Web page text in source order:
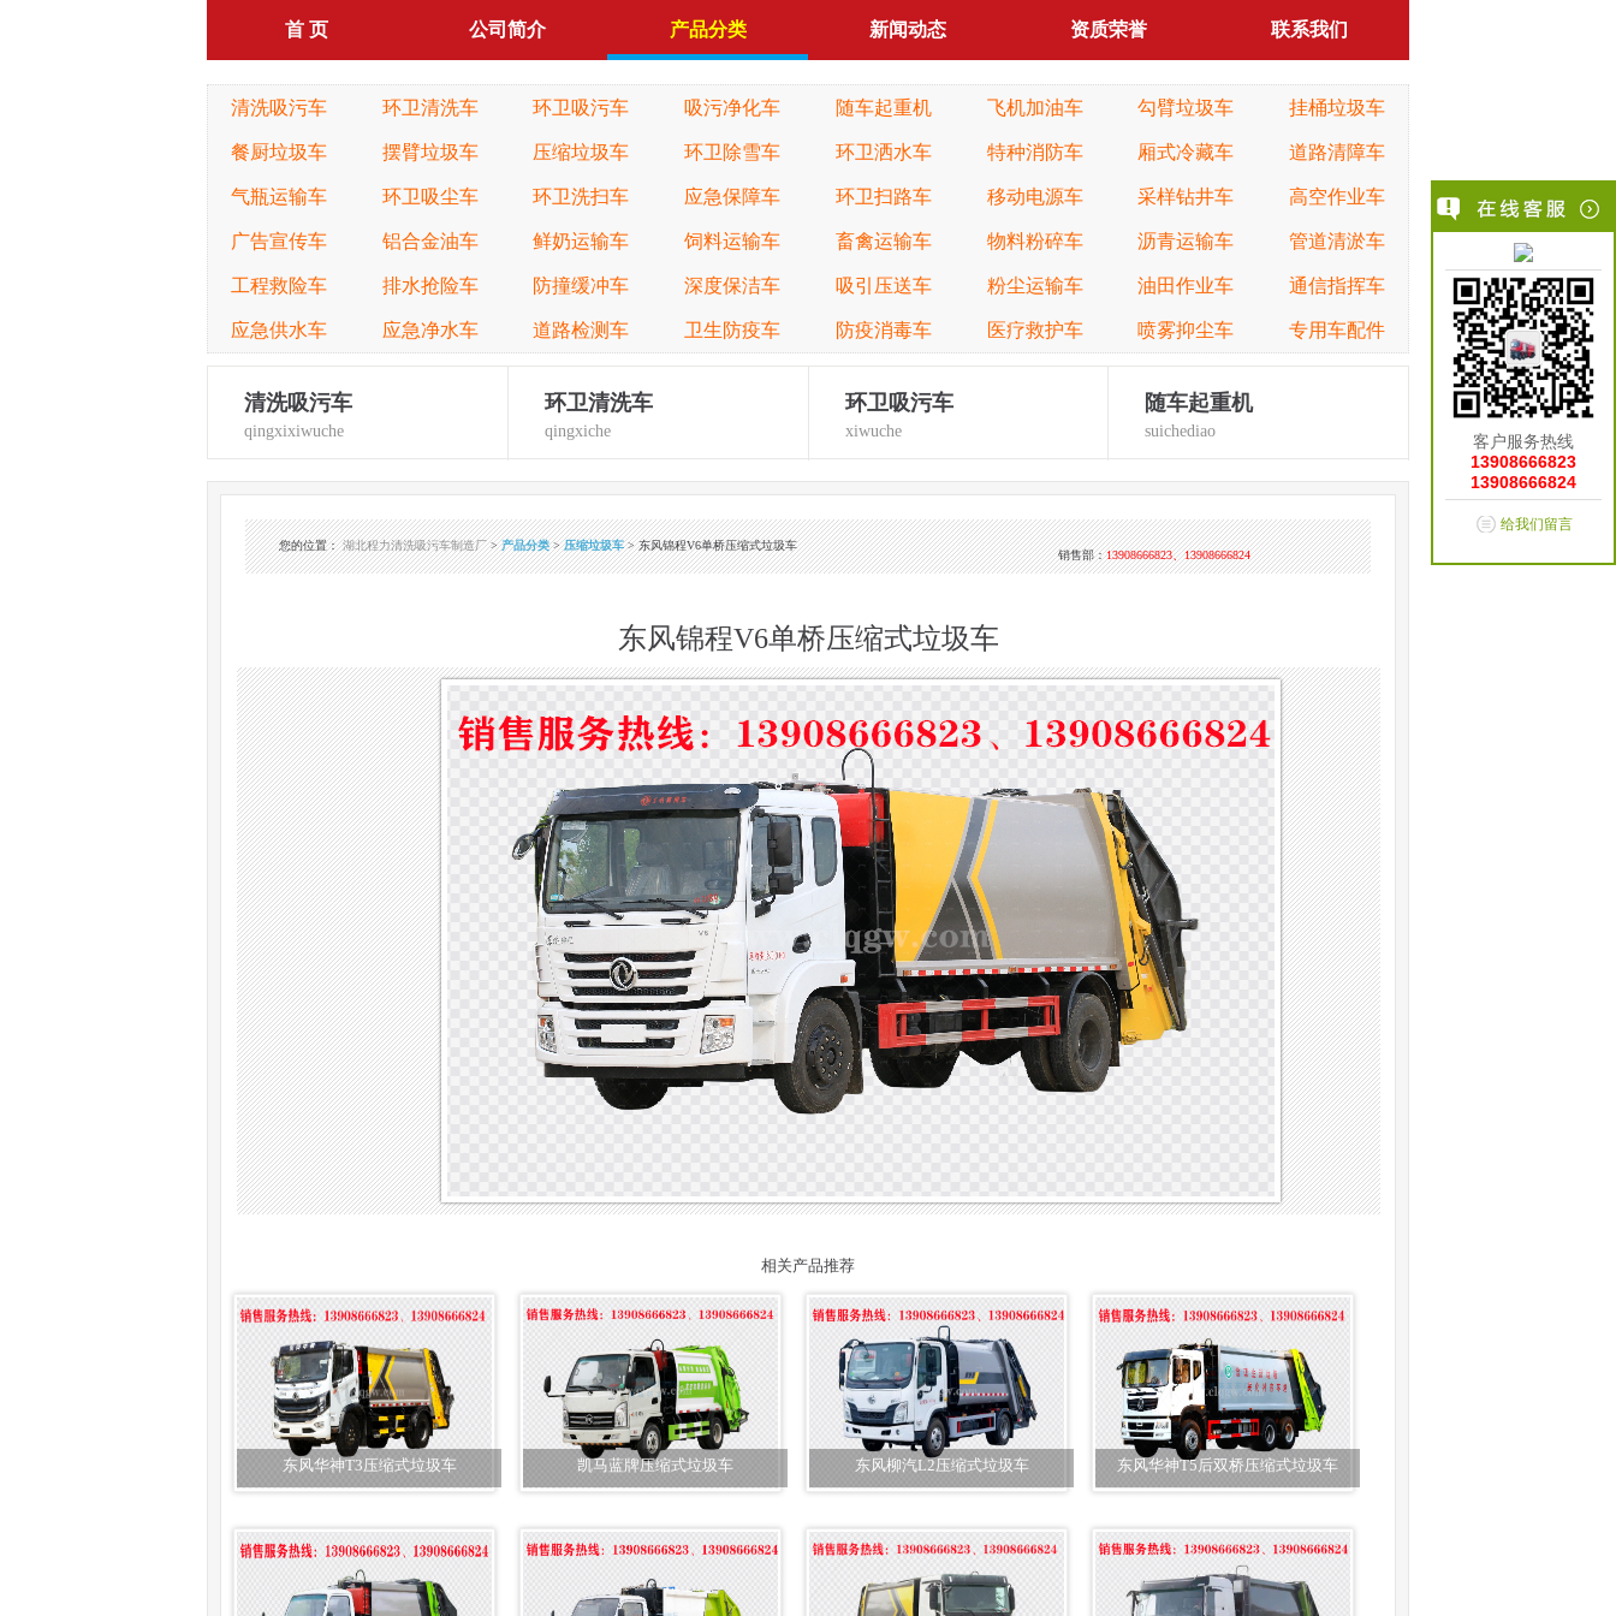
首 页 公司简介 产品分类 新闻动态 资质荣誉 联系我们
清洗吸污车 环卫清洗车 环卫吸污车 吸污净化车 随车起重机 飞机加油车 勾臂垃圾车 挂桶垃圾车
餐厨垃圾车 摆臂垃圾车 压缩垃圾车 环卫除雪车 环卫洒水车 特种消防车 厢式冷藏车 道路清障车
气瓶运输车 环卫吸尘车 环卫洗扫车 应急保障车 环卫扫路车 移动电源车 采样钻井车 高空作业车
广告宣传车 铝合金油车 鲜奶运输车 饲料运输车 畜禽运输车 物料粉碎车 沥青运输车 管道清淤车
工程救险车 排水抢险车 防撞缓冲车 深度保洁车 吸引压送车 粉尘运输车 油田作业车 通信指挥车
应急供水车 应急净水车 道路检测车 卫生防疫车 防疫消毒车 医疗救护车 喷雾抑尘车 专用车配件
清洗吸污车
qingxixiwuche
环卫清洗车
qingxiche
环卫吸污车
xiwuche
随车起重机
suichediao
您的位置：湖北程力清洗吸污车制造厂>产品分类>压缩垃圾车> 东风锦程V6单桥压缩式垃圾车
销售部：13908666823、13908666824
东风锦程V6单桥压缩式垃圾车
相关产品推荐
东风华神T3压缩式垃圾车 凯马蓝牌压缩式垃圾车 东风柳汽L2压缩式垃圾车 东风华神T5后双桥压缩式垃圾车
客户服务热线
13908666823
13908666824
给我们留言